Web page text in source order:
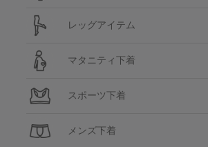
レッグアイテム
マタニティ下着
スポーツ下着
メンズ下着